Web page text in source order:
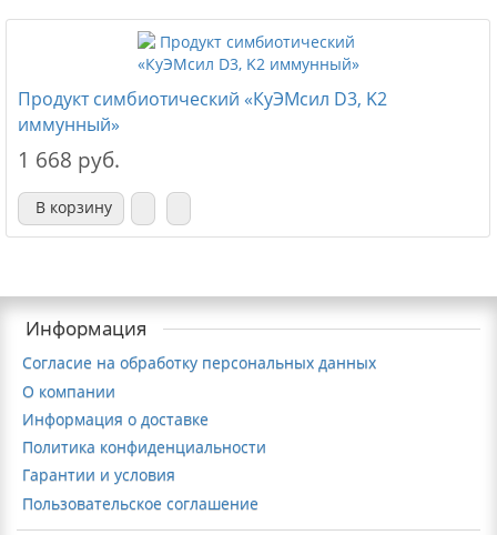
Продукт симбиотический «КуЭМсил D3, K2
иммунный»
1 668 руб.
В корзину
Информация
Согласие на обработку персональных данных
О компании
Информация о доставке
Политика конфиденциальности
Гарантии и условия
Пользовательское соглашение